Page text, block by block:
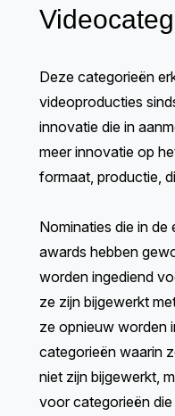
Deze categorieën
videoproducties
innovatie die in
meer innovatie op
formaat, productie,
Nominaties die in
awards hebben
worden ingediend
ze zijn bijgewerkt
ze opnieuw worden
categorieën waarin
niet zijn bijgewerkt,
voor categorieën die